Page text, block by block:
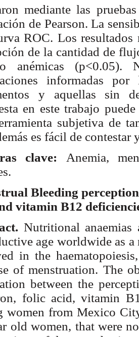
mediante las
de Pearson. La
ROC. Los
de la cantidad de
anémicas (p<0.05).
informadas
y aquellas sin
en este trabajo
subjetiva de
es fácil de contestar
clave: Anemia,
Bleeding
vitamin B12
. Nutritional
age worldwide as
in the
of menstruation. The
between the
folic acid, vitamin
women from Mexico
old women, that were